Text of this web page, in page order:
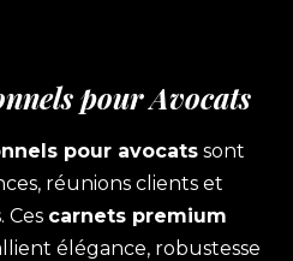
pour Avocats
pour avocats sont
réunions clients et
Ces carnets premium
élégance, robustesse